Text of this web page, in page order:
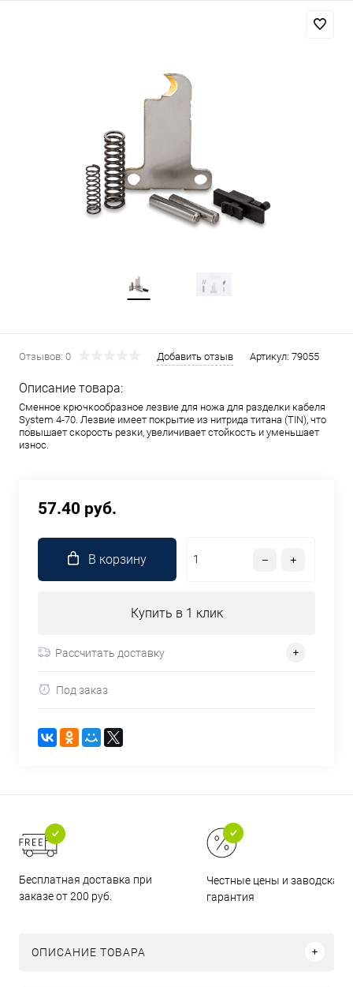
Отзывов: 0 Добавить отзыв Артикул: 79055
Описание товара:
Сменное крючкообразное лезвие для ножа для разделки кабеля
System 4-70. Лезвие имеет покрытие из нитрида титана (TIN), что
повышает скорость резки, увеличивает стойкость и уменьшает
износ.
57.40 руб.
В корзину
Купить в 1 клик
Рассчитать доставку
Под заказ
Бесплатная доставка при
заказе от 200 руб.
Честные цены и заводская
гарантия
ОПИСАНИЕ ТОВАРА
для оценки поведения пользователей на
производительность и сделать функционал
сайта максимально удобным для
Рекламные файлы cookie используются для
целей маркетинга и улучшения качества
рекламы. Эти файлы cookie помогают
обеспечить максимально высокую точность